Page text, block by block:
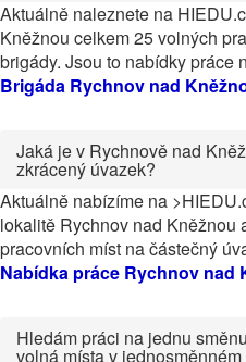
Aktuálně naleznete na
Kněžnou celkem 25 volných
brigády. Jsou to nabídky práce
Brigáda Rychnov nad
Jaká je v Rychnově nad
zkrácený úvazek?
Aktuálně nabízíme na
lokalitě Rychnov nad Kněžnou
pracovních míst na částečný
Nabídka práce Rychnov nad
Hledám práci na jednu
volná místa v